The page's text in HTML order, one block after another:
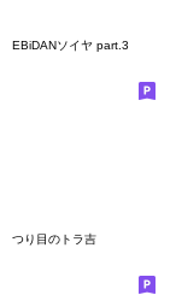
EBiDANソイヤ part.3
つり目のトラ吉